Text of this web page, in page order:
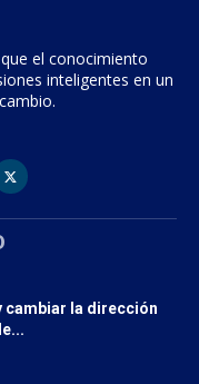
el conocimiento
inteligentes en un
cambiar la dirección